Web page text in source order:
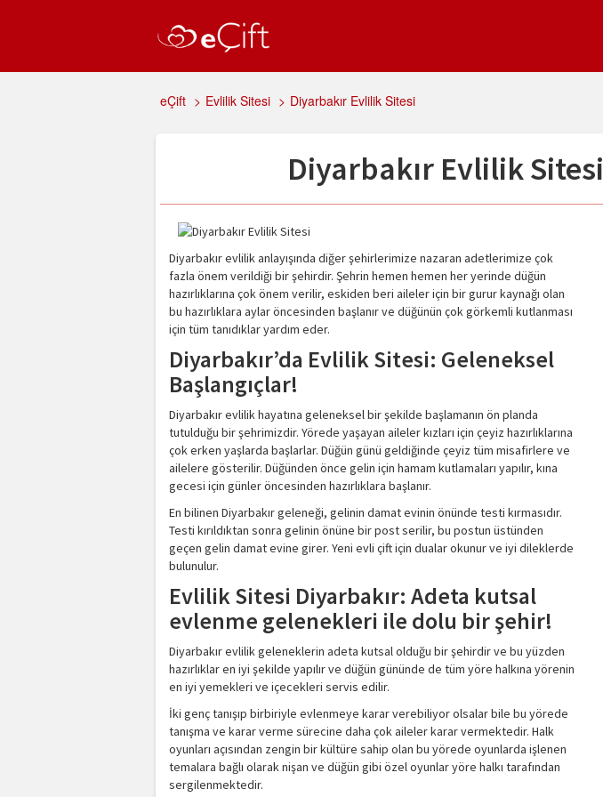
eÇift > Evlilik Sitesi > Diyarbakır Evlilik Sitesi
Diyarbakır Evlilik Sitesi
Diyarbakır evlilik anlayışında diğer şehirlerimize nazaran adetlerimize çok
fazla önem verildiği bir şehirdir. Şehrin hemen hemen her yerinde düğün
hazırlıklarına çok önem verilir, eskiden beri aileler için bir gurur kaynağı olan
bu hazırlıklara aylar öncesinden başlanır ve düğünün çok görkemli kutlanması
için tüm tanıdıklar yardım eder.
Diyarbakır’da Evlilik Sitesi: Geleneksel
Başlangıçlar!
Diyarbakır evlilik hayatına geleneksel bir şekilde başlamanın ön planda
tutulduğu bir şehrimizdir. Yörede yaşayan aileler kızları için çeyiz hazırlıklarına
çok erken yaşlarda başlarlar. Düğün günü geldiğinde çeyiz tüm misafirlere ve
ailelere gösterilir. Düğünden önce gelin için hamam kutlamaları yapılır, kına
gecesi için günler öncesinden hazırlıklara başlanır.
En bilinen Diyarbakır geleneği, gelinin damat evinin önünde testi kırmasıdır.
Testi kırıldıktan sonra gelinin önüne bir post serilir, bu postun üstünden
geçen gelin damat evine girer. Yeni evli çift için dualar okunur ve iyi dileklerde
bulunulur.
Evlilik Sitesi Diyarbakır: Adeta kutsal
evlenme gelenekleri ile dolu bir şehir!
Diyarbakır evlilik geleneklerin adeta kutsal olduğu bir şehirdir ve bu yüzden
hazırlıklar en iyi şekilde yapılır ve düğün gününde de tüm yöre halkına yörenin
en iyi yemekleri ve içecekleri servis edilir.
İki genç tanışıp birbiriyle evlenmeye karar verebiliyor olsalar bile bu yörede
tanışma ve karar verme sürecine daha çok aileler karar vermektedir. Halk
oyunları açısından zengin bir kültüre sahip olan bu yörede oyunlarda işlenen
temalara bağlı olarak nişan ve düğün gibi özel oyunlar yöre halkı tarafından
sergilenmektedir.